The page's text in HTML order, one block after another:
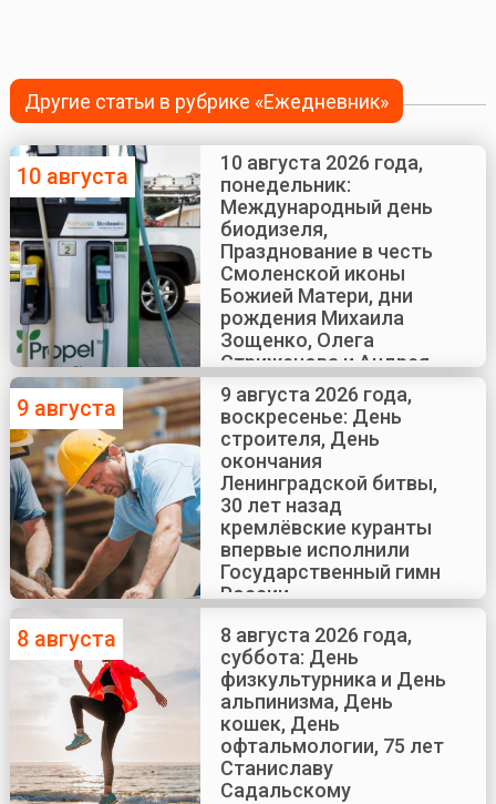
Другие статьи в рубрике «Ежедневник»
10 августа
10 августа 2026 года,
понедельник:
Международный день
биодизеля,
Празднование в честь
Смоленской иконы
Божией Матери, дни
рождения Михаила
Зощенко, Олега
Стриженова и Андрея
Краско
9 августа
9 августа 2026 года,
воскресенье: День
строителя, День
окончания
Ленинградской битвы,
30 лет назад
кремлёвские куранты
впервые исполнили
Государственный гимн
России
8 августа
8 августа 2026 года,
суббота: День
физкультурника и День
альпинизма, День
кошек, День
офтальмологии, 75 лет
Станиславу
Садальскому